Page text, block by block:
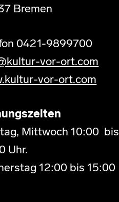
Bremen
0421-9899700
vor-ort.com
vor-ort.com
Mittwoch 10:00 bis
Uhr.
12:00 bis 15:00